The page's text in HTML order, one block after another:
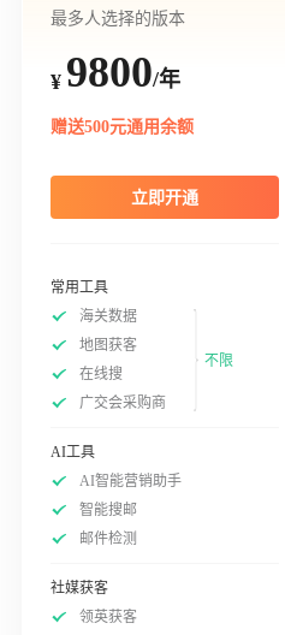
最多人选择的版本
¥ 9800/年
赠送500元通用余额
立即开通
常用工具
海关数据
地图获客
在线搜
广交会采购商
不限
AI工具
AI智能营销助手
智能搜邮
邮件检测
社媒获客
领英获客